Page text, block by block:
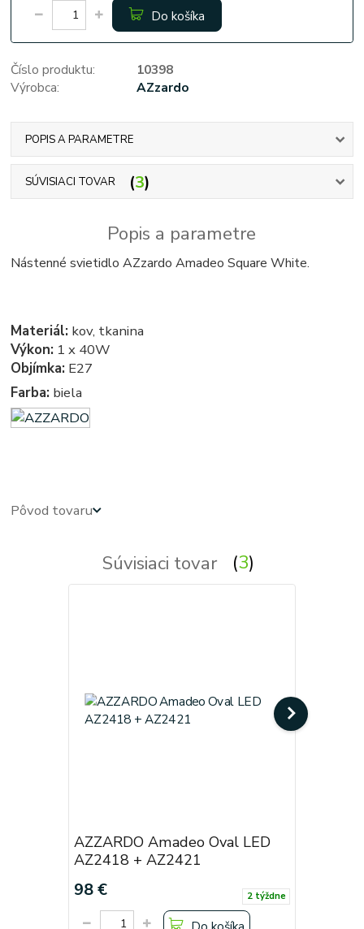
Do košíka
Číslo produktu:
10398
Výrobca:
AZzardo
POPIS A PARAMETRE
SÚVISIACI TOVAR 3
Popis a parametre
Nástenné svietidlo AZzardo Amadeo Square White.
Materiál: kov, tkanina
Výkon: 1 x 40W
Objímka: E27
Farba: biela
Pôvod tovaru
Súvisiaci tovar 3
AZZARDO Amadeo Oval LED
AZ2418 + AZ2421
98 € 2 týždne